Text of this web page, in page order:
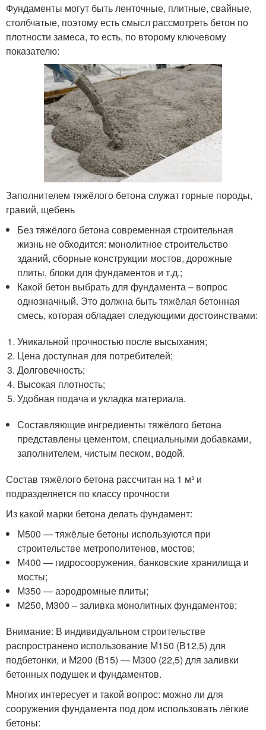
Фундаменты могут быть ленточные, плитные, свайные,
столбчатые, поэтому есть смысл рассмотреть бетон по
плотности замеса, то есть, по второму ключевому
показателю:
Заполнителем тяжёлого бетона служат горные породы,
гравий, щебень
Без тяжёлого бетона современная строительная
жизнь не обходится: монолитное строительство
зданий, сборные конструкции мостов, дорожные
плиты, блоки для фундаментов и т.д.;
Какой бетон выбрать для фундамента – вопрос
однозначный. Это должна быть тяжёлая бетонная
смесь, которая обладает следующими достоинствами:
Уникальной прочностью после высыхания;
Цена доступная для потребителей;
Долговечность;
Высокая плотность;
Удобная подача и укладка материала.
Составляющие ингредиенты тяжёлого бетона
представлены цементом, специальными добавками,
заполнителем, чистым песком, водой.
Состав тяжёлого бетона рассчитан на 1 м³ и
подразделяется по классу прочности
Из какой марки бетона делать фундамент:
М500 — тяжёлые бетоны используются при
строительстве метрополитенов, мостов;
М400 — гидросооружения, банковские хранилища и
мосты;
М350 — аэродромные плиты;
М250, М300 – заливка монолитных фундаментов;
Внимание: В индивидуальном строительстве
распространено использование М150 (В12,5) для
подбетонки, и М200 (В15) — М300 (22,5) для заливки
бетонных подушек и фундаментов.
Многих интересует и такой вопрос: можно ли для
сооружения фундамента под дом использовать лёгкие
бетоны: